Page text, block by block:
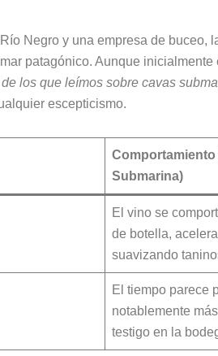
Negro y una empresa de buceo,
patagónico. Aunque
de los que leímos sobre cavas
escepticismo.
Comportamiento
Submarina)
El vino se
de botella,
suavizando
El tiempo parece
notablemente
testigo en la